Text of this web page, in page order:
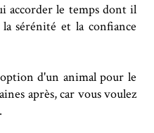
accorder le temps dont il
sérénité et la confiance
d'un animal pour le
après, car vous voulez